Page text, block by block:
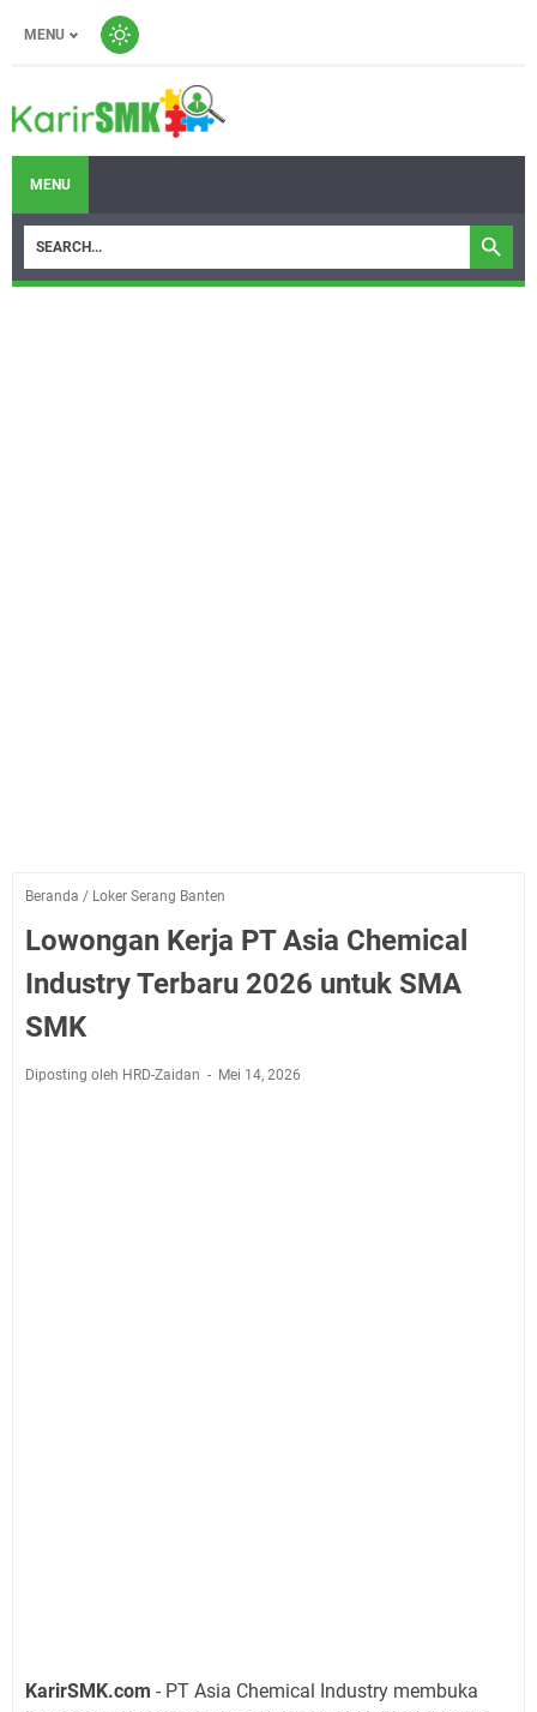
MENU
MENU
Beranda / Loker Serang Banten
Lowongan Kerja PT Asia Chemical
Industry Terbaru 2026 untuk SMA
SMK
Diposting oleh HRD-Zaidan Mei 14, 2026
KarirSMK.com - PT Asia Chemical Industry membuka